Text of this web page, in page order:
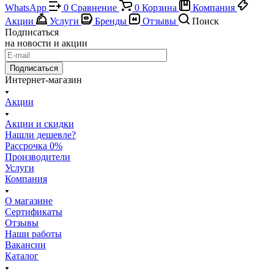
WhatsApp
0 Сравнение 0 Корзина
Компания
Акции
Услуги Бренды Отзывы
Поиск
Подписаться
на новости и акции
Подписаться
Интернет-магазин
Акции
Акции и скидки
Нашли дешевле?
Рассрочка 0%
Производители
Услуги
Компания
О магазине
Сертификаты
Отзывы
Наши работы
Вакансии
Каталог